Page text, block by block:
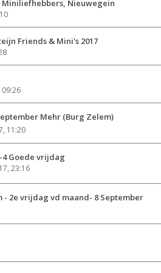
Miniliefhebbers, Nieuwegein
Friends & Mini's 2017
Mehr (Burg Zelem)
11:20
4 Goede vrijdag
23:16
- 2e vrijdag vd maand- 8 September